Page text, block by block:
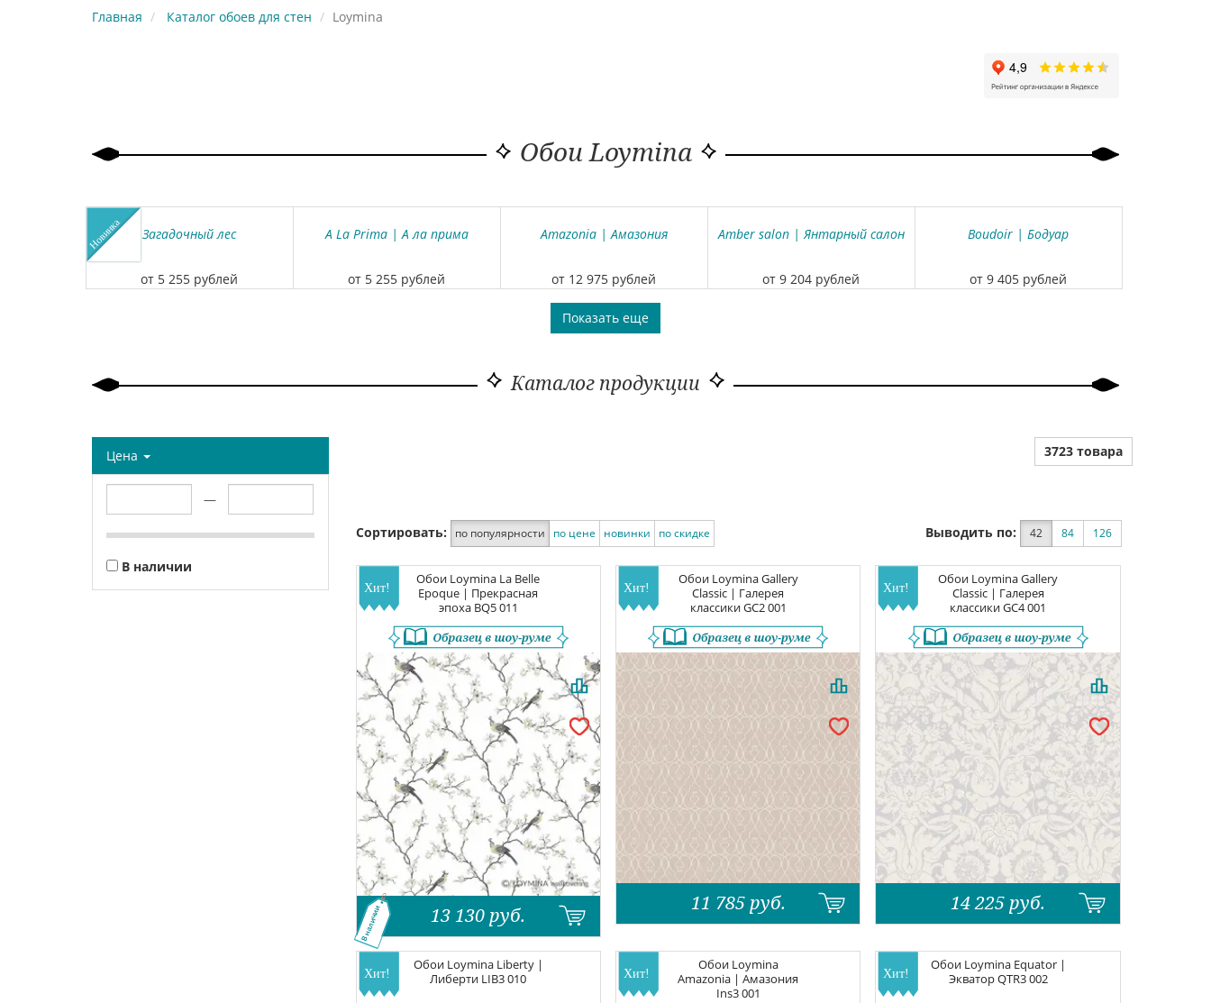
Главная Каталог обоев для стен Loymina
Обои Loymina
Загадочный лес
от 5 255 рублей
A La Prima | А ла прима
от 5 255 рублей
Amazonia | Амазония
от 12 975 рублей
Amber salon | Янтарный салон
от 9 204 рублей
Boudoir | Бодуар
от 9 405 рублей
Показать еще
Каталог продукции
Цена
—
В наличии
3723 товара
Сортировать: по популярности по цене новинки по скидке Выводить по: 42 84 126
Обои Loymina La Belle
Epoque | Прекрасная
эпоха BQ5 011
13 130 руб.
В наличии
Обои Loymina Gallery
Classic | Галерея
классикиGC2 001
11 785 руб.
Обои Loymina Gallery
Classic | Галерея
классикиGC4 001
14 225 руб.
Обои Loymina Liberty |
Либерти LIB3 010
Обои Loymina
Amazonia | Амазония
Ins3 001
Обои Loymina Equator |
ЭкваторQTR3 002